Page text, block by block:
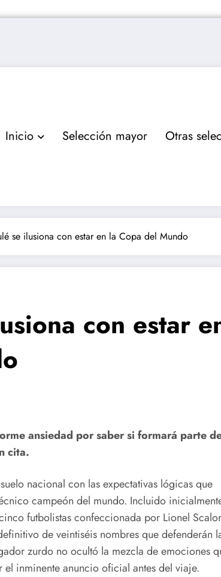
Inicio Selección mayor Otras
se ilusiona con estar en la Copa del Mundo
con estar
ansiedad por saber si formará parte
cita.
nacional con las expectativas lógicas que
campeón del mundo. Incluido
futbolistas confeccionada por Lionel
de veintiséis nombres que defenderán
zurdo no ocultó la mezcla de emociones
inminente anuncio oficial antes del viaje.